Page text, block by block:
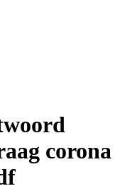
corona